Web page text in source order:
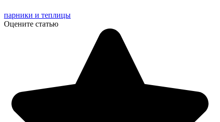
парники и теплицы
Оцените статью